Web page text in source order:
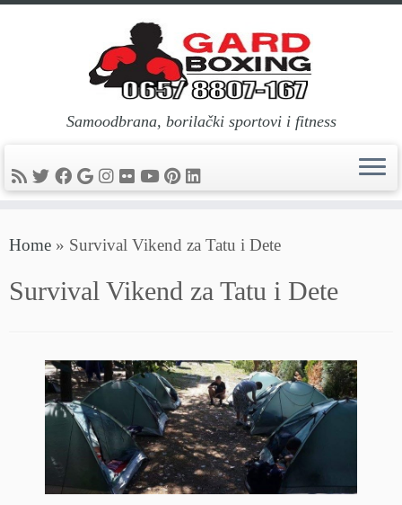
to
Samoodbrana, borilački sportovi i fitness
Home » Survival Vikend za Tatu i Dete
Survival Vikend za Tatu i Dete